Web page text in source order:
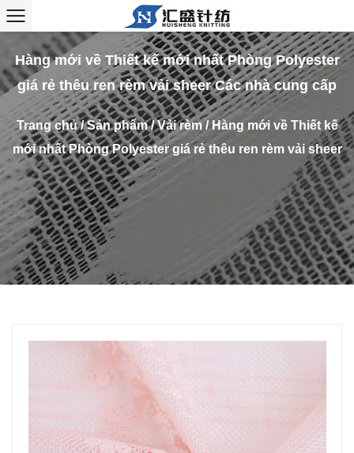
Hàng mới về Thiết kế mới nhất Phòng Polyester
giá rẻ thêu ren rèm vải sheer Các nhà cung cấp
Trang chủ/Sản phẩm/Vải rèm/Hàng mới về Thiết kế
mới nhất Phòng Polyester giá rẻ thêu ren rèm vải sheer